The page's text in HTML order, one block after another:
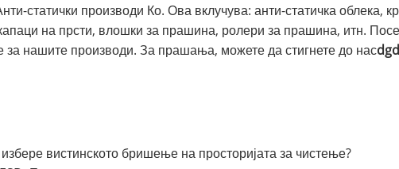
статички производи Ко. Ова вклучува: анти-статичка облека,
на прсти, влошки за прашина, ролери за прашина, итн.
за нашите производи. За прашања, можете да стигнете до нас
вистинското бришење на просторијата за чистење?